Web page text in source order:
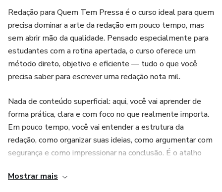
Redação para Quem Tem Pressa é o curso ideal para quem
precisa dominar a arte da redação em pouco tempo, mas
sem abrir mão da qualidade. Pensado especialmente para
estudantes com a rotina apertada, o curso oferece um
método direto, objetivo e eficiente — tudo o que você
precisa saber para escrever uma redação nota mil.
Nada de conteúdo superficial: aqui, você vai aprender de
forma prática, clara e com foco no que realmente importa.
Em pouco tempo, você vai entender a estrutura da
redação, como organizar suas ideias, como argumentar com
segurança e como impressionar na conclusão. É o atalho
Mostrar mais